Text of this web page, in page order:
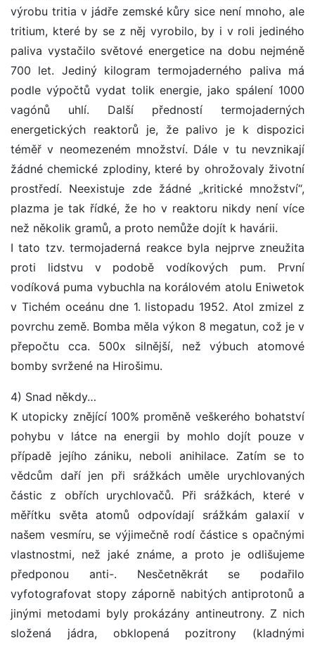
výrobu tritia v jádře zemské kůry sice není mnoho, ale
tritium, které by se z něj vyrobilo, by i v roli jediného
paliva vystačilo světové energetice na dobu nejméně
700 let. Jediný kilogram termojaderného paliva má
podle výpočtů vydat tolik energie, jako spálení 1000
vagónů uhlí. Další předností termojaderných
energetických reaktorů je, že palivo je k dispozici
téměř v neomezeném množství. Dále v tu nevznikají
žádné chemické zplodiny, které by ohrožovaly životní
prostředí. Neexistuje zde žádné „kritické množství“,
plazma je tak řídké, že ho v reaktoru nikdy není více
než několik gramů, a proto nemůže dojít k havárii.
I tato tzv. termojaderná reakce byla nejprve zneužita
proti lidstvu v podobě vodíkových pum. První
vodíková puma vybuchla na korálovém atolu Eniwetok
v Tichém oceánu dne 1. listopadu 1952. Atol zmizel z
povrchu země. Bomba měla výkon 8 megatun, což je v
přepočtu cca. 500x silnější, než výbuch atomové
bomby svržené na Hirošimu.
4) Snad někdy…
K utopicky znějící 100% proměně veškerého bohatství
pohybu v látce na energii by mohlo dojít pouze v
případě jejího zániku, neboli anihilace. Zatím se to
vědcům daří jen při srážkách uměle urychlovaných
částic z obřích urychlovačů. Při srážkách, které v
měřítku světa atomů odpovídají srážkám galaxií v
našem vesmíru, se výjimečně rodí částice s opačnými
vlastnostmi, než jaké známe, a proto je odlišujeme
předponou anti-. Nesčetněkrát se podařilo
vyfotografovat stopy záporně nabitých antiprotonů a
jinými metodami byly prokázány antineutrony. Z nich
složená jádra, obklopená pozitrony (kladnými